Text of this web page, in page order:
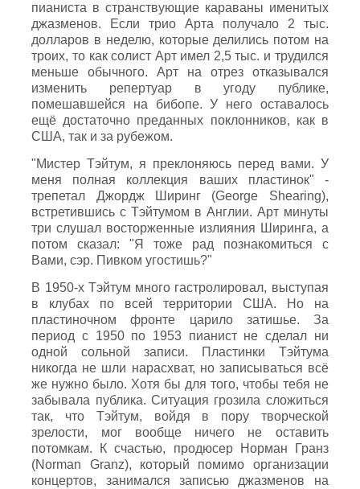
пианиста в странствующие караваны именитых
джазменов. Если трио Арта получало 2 тыс.
долларов в неделю, которые делились потом на
троих, то как солист Арт имел 2,5 тыс. и трудился
меньше обычного. Арт на отрез отказывался
изменить репертуар в угоду публике,
помешавшейся на бибопе. У него оставалось
ещё достаточно преданных поклонников, как в
США, так и за рубежом.
"Мистер Тэйтум, я преклоняюсь перед вами. У
меня полная коллекция ваших пластинок" -
трепетал Джордж Ширинг (George Shearing),
встретившись с Тэйтумом в Англии. Арт минуты
три слушал восторженные излияния Ширинга, а
потом сказал: "Я тоже рад познакомиться с
Вами, сэр. Пивком угостишь?"
В 1950-х Тэйтум много гастролировал, выступая
в клубах по всей территории США. Но на
пластиночном фронте царило затишье. За
период с 1950 по 1953 пианист не сделал ни
одной сольной записи. Пластинки Тэйтума
никогда не шли нарасхват, но записываться всё
же нужно было. Хотя бы для того, чтобы тебя не
забывала публика. Ситуация грозила сложиться
так, что Тэйтум, войдя в пору творческой
зрелости, мог вообще ничего не оставить
потомкам. К счастью, продюсер Норман Гранз
(Norman Granz), который помимо организации
концертов, занимался записью джазменов на